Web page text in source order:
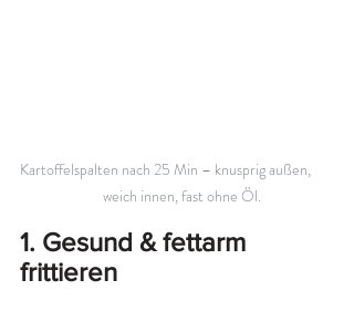
Kartoffelspalten nach 25 Min – knusprig außen,
   weich innen, fast ohne Öl.
1. Gesund & fettarm
frittieren